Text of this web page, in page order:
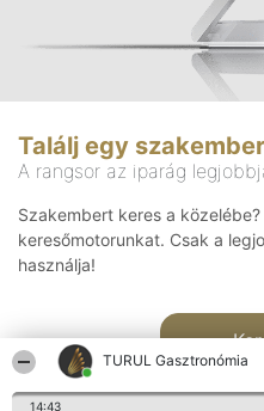
TURUL Gasztronómia
14:43
Találj egy
A rangsor az iparág
Szakembert keres a közelébe?
keresőmotorunkat. Csak a
használja!